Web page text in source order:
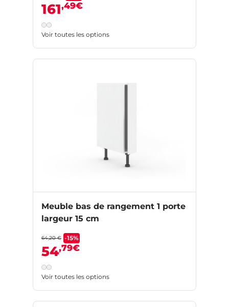
161,49€
Voir toutes les options
Meuble bas de rangement 1 porte
largeur 15 cm
64,20 € -15%
54,79€
Voir toutes les options